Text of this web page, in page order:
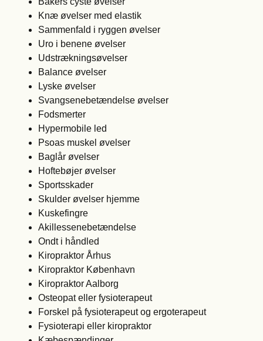
Knæ øvelser med elastik
Sammenfald i ryggen øvelser
Uro i benene øvelser
Udstrækningsøvelser
Balance øvelser
Lyske øvelser
Svangsenebetændelse øvelser
Fodsmerter
Hypermobile led
Psoas muskel øvelser
Baglår øvelser
Hoftebøjer øvelser
Sportsskader
Skulder øvelser hjemme
Kuskefingre
Akillessenebetændelse
Ondt i håndled
Kiropraktor Århus
Kiropraktor København
Kiropraktor Aalborg
Osteopat eller fysioterapeut
Forskel på fysioterapeut og ergoterapeut
Fysioterapi eller kiropraktor